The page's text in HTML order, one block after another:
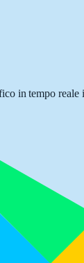
in tempo reale